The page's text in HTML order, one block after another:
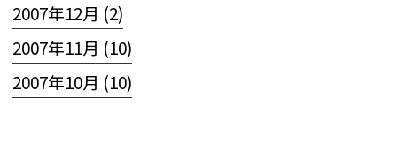
2007年12月 (2)
2007年11月 (10)
2007年10月 (10)